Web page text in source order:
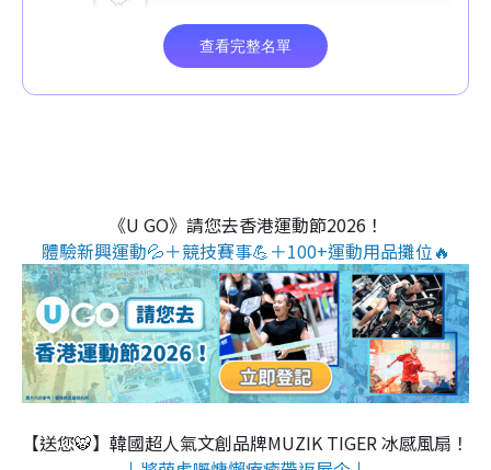
《U GO》請您去香港運動節2026！
體驗新興運動💦＋競技賽事💪＋100+運動用品攤位🔥
【送您🐯】韓國超人氣文創品牌MUZIK TIGER 冰感風扇！